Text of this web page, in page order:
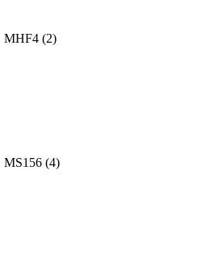
MHF4 (2)
MS156 (4)